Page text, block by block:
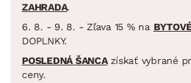
ZAHRADA.
6. 8. - 9. 8. - Zľava 15 % na
DOPLNKY.
POSLEDNÁ ŠANCAzískať vybrané
ceny.